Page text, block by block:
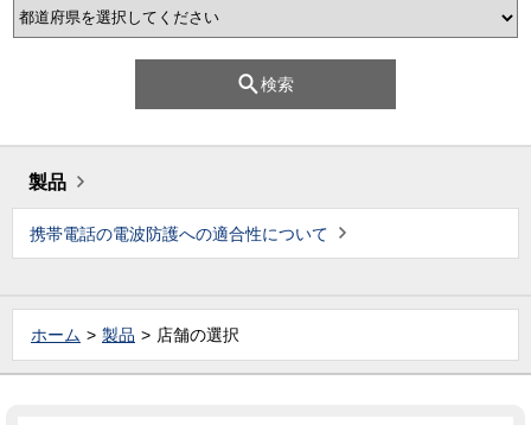
検索
製品
携帯電話の電波防護への適合性について
ホーム 製品 店舗の選択